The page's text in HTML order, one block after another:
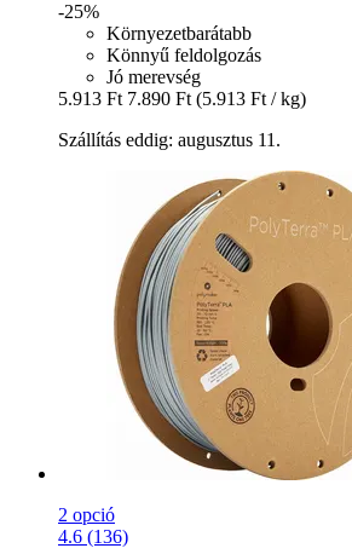
-25%
Környezetbarátabb
Könnyű feldolgozás
Jó merevség
5.913 Ft 7.890 Ft (5.913 Ft / kg)
Szállítás eddig: augusztus 11.
2 opció
4.6 (136)